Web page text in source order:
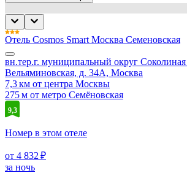
Отель Cosmos Smart Москва Семеновская
вн.тер.г. муниципальный округ Соколиная
Вельяминовская, д. 34А, Москва
7,3 км от центра Москвы
275 м от метро Семёновская
9,3
Номер в этом отеле
от 4 832 ₽
за ночь